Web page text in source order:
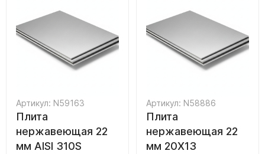
Артикул: N59163
Плита
нержавеющая 22
мм AISI 310S
Артикул: N58886
Плита
нержавеющая 22
мм 20Х13